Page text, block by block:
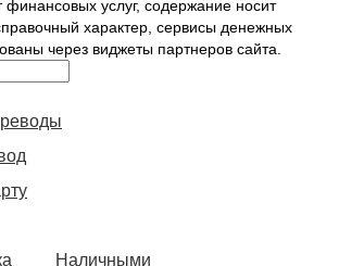
финансовых услуг, содержание носит
характер, сервисы денежных
через виджеты партнеров сайта.
Наличными